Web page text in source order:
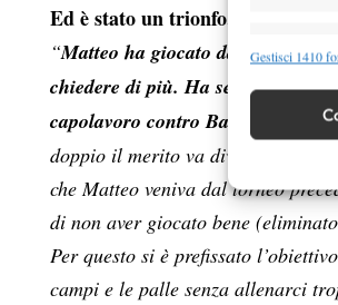
Funzionalità
Identificare i
Erogare e
scelte
Gestisci 1410
Ed è stato un trionfo.
“Matteo ha giocato davvero
chiedere di più. Ha servito
capolavoro contro Bautista Agut.
doppio il merito va diviso con
che Matteo veniva dal torneo
di non aver giocato bene
Per questo si è prefissato
campi e le palle senza allenarci